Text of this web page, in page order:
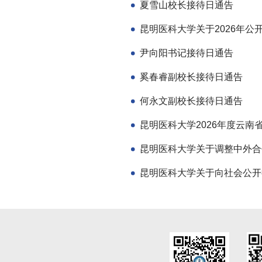
夏雪山校长接待日通告
尹向阳书记接待日通告
奚春睿副校长接待日通告
何永文副校长接待日通告